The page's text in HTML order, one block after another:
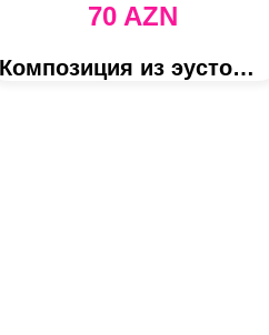
70 AZN
Композиция из эустомы и хризантем